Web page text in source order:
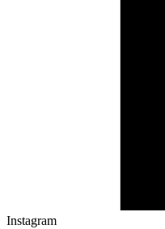
Instagram